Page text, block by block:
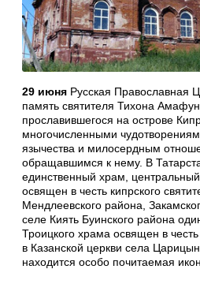
29 июня Русская Православная
память святителя Тихона
прославившегося на острове
многочисленными
язычества и милосердным
обращавшимся к нему. В
единственный храм, центральный
освящен в честь кипрского
Мендлеевского района,
селе Киять Буинского района
Троицкого храма освящен в
в Казанской церкви села
находится особо почитаемая